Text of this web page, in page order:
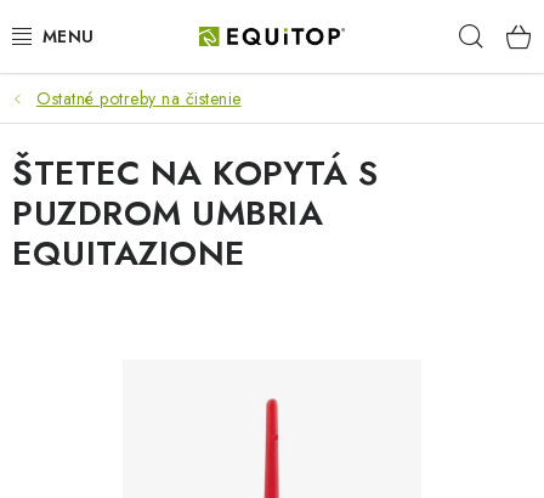
na
JAZDEC
KÔŇ
PONY
Ostatné potreby na čistenie
ŠTETEC NA KOPYTÁ S
PUZDROM UMBRIA
EQUITAZIONE